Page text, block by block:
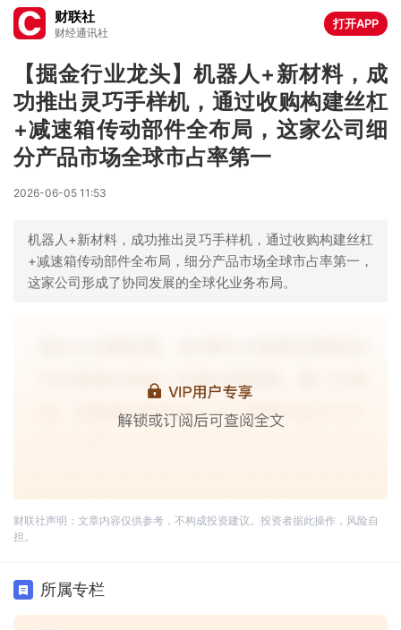
财联社
财经通讯社
打开APP
【掘金行业龙头】机器人+新材料，成
功推出灵巧手样机，通过收购构建丝杠
+减速箱传动部件全布局，这家公司细
分产品市场全球市占率第一
2026-06-05 11:53
机器人+新材料，成功推出灵巧手样机，通过收购构建丝杠
+减速箱传动部件全布局，细分产品市场全球市占率第一，
这家公司形成了协同发展的全球化业务布局。
财联社声明：文章内容仅供参考，不构成投资建议。投资者据此操作，风险自
担。
所属专栏